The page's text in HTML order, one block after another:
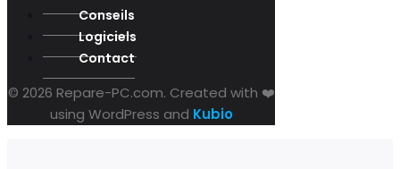
Conseils
Logiciels
Contact
© 2026 Repare-PC.com. Created with ❤️
using WordPress and Kubio